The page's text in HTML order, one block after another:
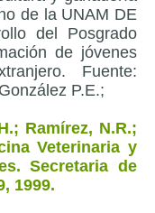
de la UNAM DE
del Posgrado
de jóvenes
Fuente:
P.E.;
Ramírez, N.R.;
Veterinaria y
Secretaria de
1999.